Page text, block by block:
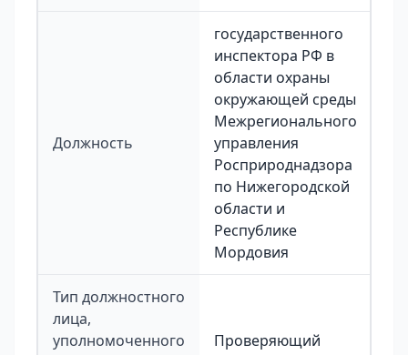
Должность
государственного
инспектора РФ в
области охраны
окружающей среды
Межрегионального
управления
Росприроднадзора
по Нижегородской
области и
Республике
Мордовия
Тип должностного
лица,
уполномоченного
Проверяющий